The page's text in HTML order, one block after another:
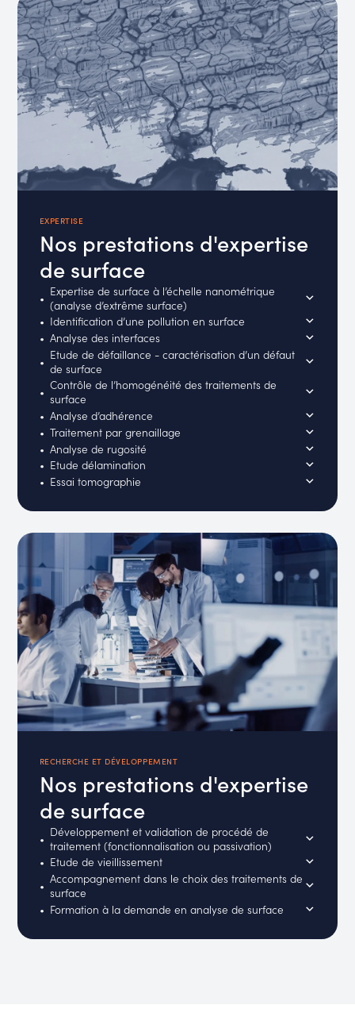
EXPERTISE
Nos prestations d'expertise
de surface
Expertise de surface à l’échelle nanométrique
(analyse d’extrême surface)
Identification d’une pollution en surface
Analyse des interfaces
Etude de défaillance - caractérisation d’un défaut
de surface
Contrôle de l’homogénéité des traitements de
surface
Analyse d’adhérence
Traitement par grenaillage
Analyse de rugosité
Etude délamination
Essai tomographie
RECHERCHE ET DÉVELOPPEMENT
Nos prestations d'expertise
de surface
Développement et validation de procédé de
traitement (fonctionnalisation ou passivation)
Etude de vieillissement
Accompagnement dans le choix des traitements de
surface
Formation à la demande en analyse de surface